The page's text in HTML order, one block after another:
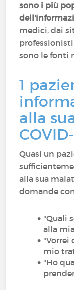
sono i più
medici, dai
sono le fonti
1
alla
Quasi un
alla sua
domande
"Quali
alla
"Vorrei
mio
"Ho